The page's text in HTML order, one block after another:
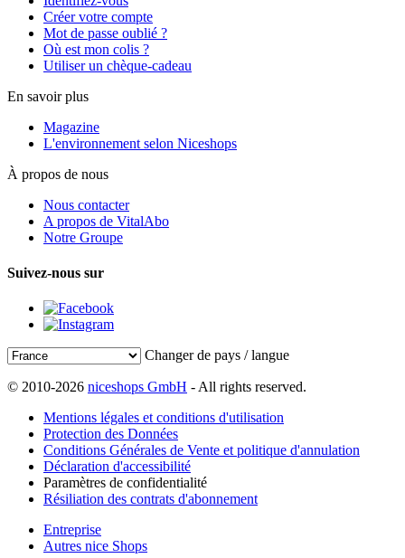
Créer votre compte
Mot de passe oublié ?
Où est mon colis ?
Utiliser un chèque-cadeau
En savoir plus
Magazine
L'environnement selon Niceshops
À propos de nous
Nous contacter
A propos de VitalAbo
Notre Groupe
Suivez-nous sur
Changer de pays / langue
© 2010-2026 niceshops GmbH - All rights reserved.
Mentions légales et conditions d'utilisation
Protection des Données
Conditions Générales de Vente et politique d'annulation
Déclaration d'accessibilité
Paramètres de confidentialité
Résiliation des contrats d'abonnement
Entreprise
Autres nice Shops